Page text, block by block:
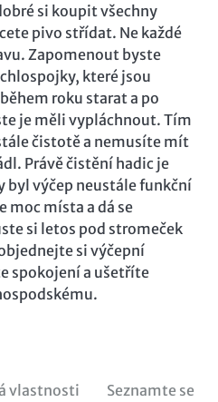
si koupit všechny
pivo střídat. Ne každé
Zapomenout byste
které jsou
roku starat a po
je měli vypláchnout. Tím
čistotě a nemusíte mít
Právě čistění hadic je
byl výčep neustále funkční
moc místa a dá se
si letos pod stromeček
si výčepní
spokojení a ušetříte
vlastnosti Seznamte se